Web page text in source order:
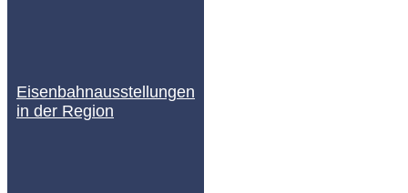
Eisenbahnausstellungen
in der Region